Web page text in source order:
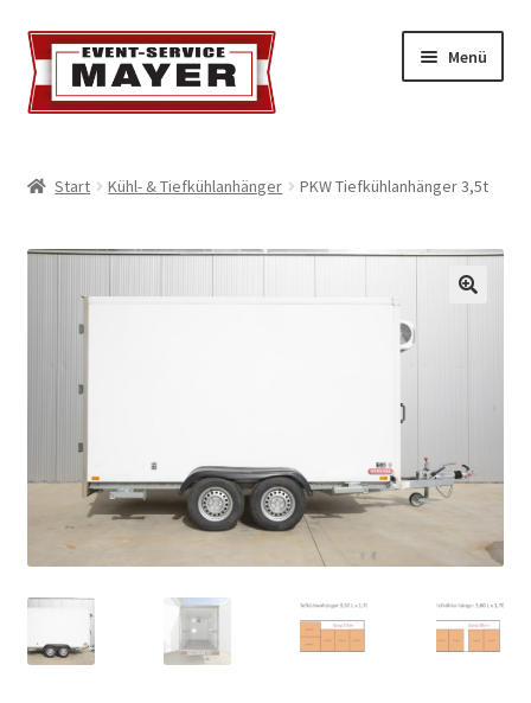
Menü
Impressionen
Geschäftsbedingungen
Start Kühl- & Tiefkühlanhänger PKW Tiefkühlanhänger 3,5t